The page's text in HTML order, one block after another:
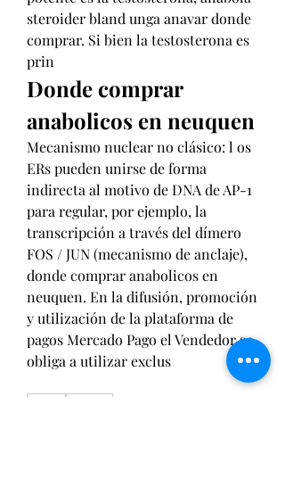
steroider bland unga anavar donde
comprar. Si bien la testosterona es
prin
Donde comprar
anabolicos en neuquen
Mecanismo nuclear no clásico: l os
ERs pueden unirse de forma
indirecta al motivo de DNA de AP-1
para regular, por ejemplo, la
transcripción a través del dímero
FOS / JUN (mecanismo de anclaje),
donde comprar anabolicos en
neuquen. En la difusión, promoción
y utilización de la plataforma de
pagos Mercado Pago el Vendedor se
obliga a utilizar exclus